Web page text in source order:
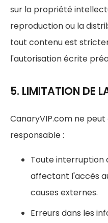
sur la propriété
reproduction ou la
tout contenu est
l'autorisation écrite
5. LIMITATION DE
CanaryVIP.com ne
responsable :
Toute interruption
affectant l'accès
causes externes.
Erreurs dans les